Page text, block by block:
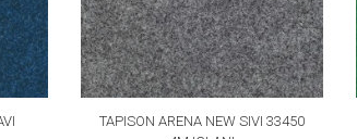
TAPISON ARENA NEW SIVI 33450